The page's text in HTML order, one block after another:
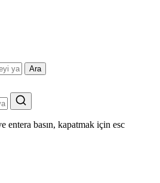
Ara
entera basın, kapatmak için esc